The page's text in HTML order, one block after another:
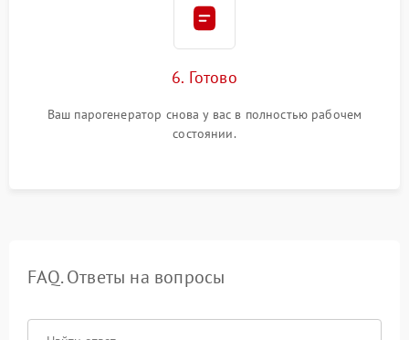
6. Готово
Ваш парогенератор снова у вас в полностью рабочем
состоянии.
FAQ. Ответы на вопросы